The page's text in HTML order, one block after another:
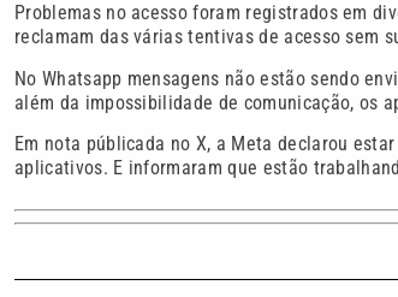
Problemas no acesso foram registrados em
reclamam das várias tentivas de acesso sem
No Whatsapp mensagens não estão sendo
além da impossibilidade de comunicação, os
Em nota públicada no X, a Meta declarou
aplicativos. E informaram que estão